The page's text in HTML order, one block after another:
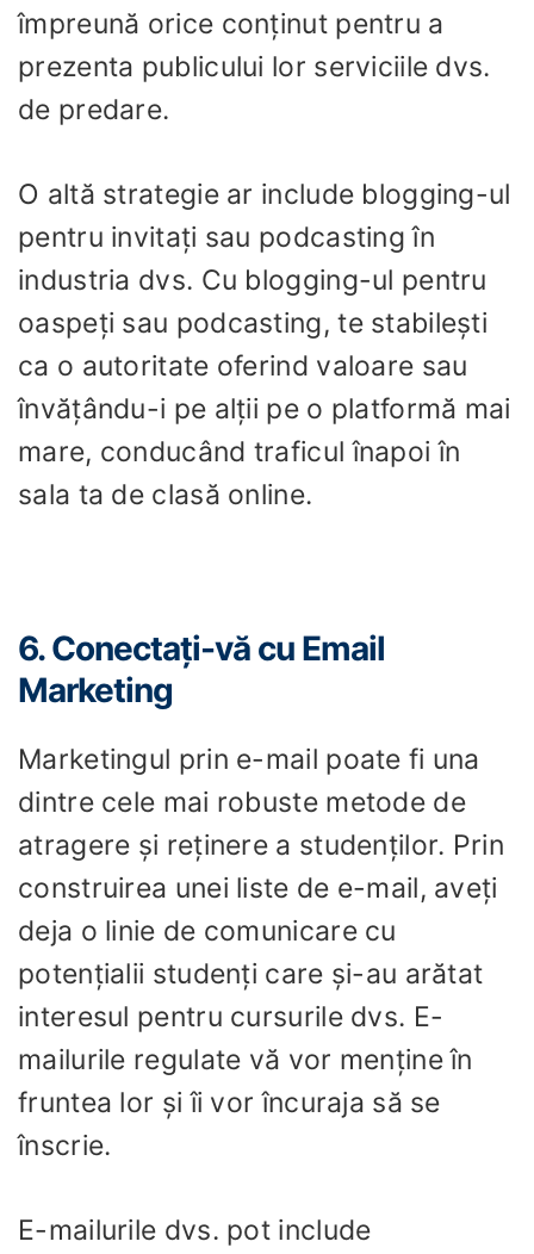
împreună orice conținut pentru a
prezenta publicului lor serviciile dvs.
de predare.
O altă strategie ar include blogging-ul
pentru invitați sau podcasting în
industria dvs. Cu blogging-ul pentru
oaspeți sau podcasting, te stabilești
ca o autoritate oferind valoare sau
învățându-i pe alții pe o platformă mai
mare, conducând traficul înapoi în
sala ta de clasă online.
6. Conectați-vă cu Email
Marketing
Marketingul prin e-mail poate fi una
dintre cele mai robuste metode de
atragere și reținere a studenților. Prin
construirea unei liste de e-mail, aveți
deja o linie de comunicare cu
potențialii studenți care și-au arătat
interesul pentru cursurile dvs. E-
mailurile regulate vă vor menține în
fruntea lor și îi vor încuraja să se
înscrie.
E-mailurile dvs. pot include